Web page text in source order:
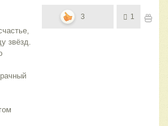
звёзд.
3 1